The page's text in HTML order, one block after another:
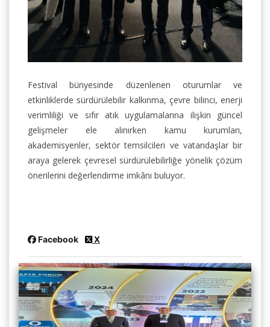
Festival bünyesinde düzenlenen oturumlar ve
etkinliklerde sürdürülebilir kalkınma, çevre bilinci, enerji
verimliliği ve sıfır atık uygulamalarına ilişkin güncel
gelişmeler ele alınırken kamu kurumları,
akademisyenler, sektör temsilcileri ve vatandaşlar bir
araya gelerek çevresel sürdürülebilirliğe yönelik çözüm
önerilerini değerlendirme imkânı buluyor.
Facebook X